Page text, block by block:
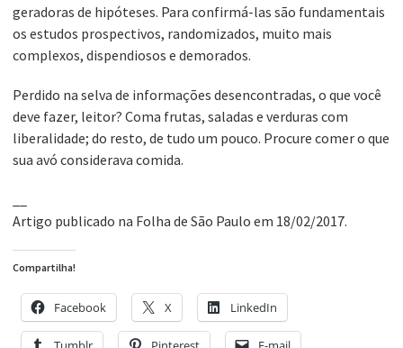
geradoras de hipóteses. Para confirmá-las são fundamentais
os estudos prospectivos, randomizados, muito mais
complexos, dispendiosos e demorados.
Perdido na selva de informações desencontradas, o que você
deve fazer, leitor? Coma frutas, saladas e verduras com
liberalidade; do resto, de tudo um pouco. Procure comer o que
sua avó considerava comida.
Artigo publicado na Folha de São Paulo em 18/02/2017.
Compartilha!
Facebook X LinkedIn